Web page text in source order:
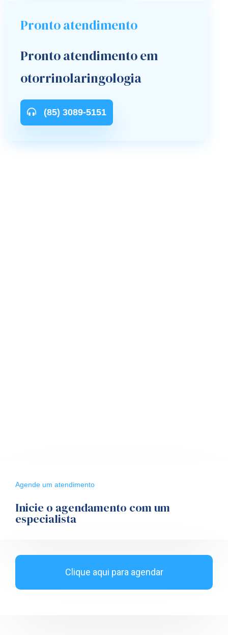
Pronto atendimento
Pronto atendimento em
otorrinolaringologia
(85) 3089-5151
Agende um atendimento
Inicie o agendamento com um
especialista
Clique aqui para agendar